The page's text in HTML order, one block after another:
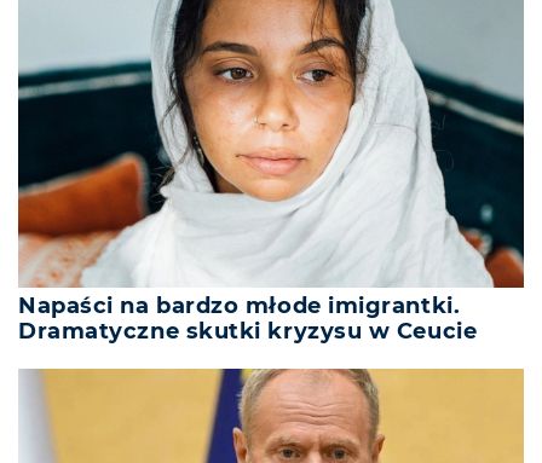
Napaści na bardzo młode imigrantki.
Dramatyczne skutki kryzysu w Ceucie